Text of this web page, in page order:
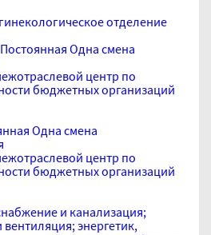
отделение
Постоянная Одна смена
центр по
бюджетных организаций
Одна смена
центр по
бюджетных организаций
и канализация;
энергетик,